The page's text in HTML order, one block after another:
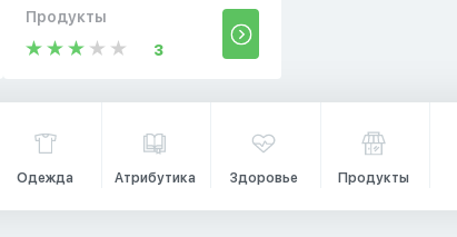
Продукты
3
Одежда Атрибутика Здоровье Продукты